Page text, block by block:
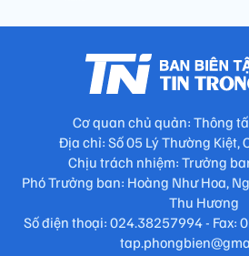
Cơ quan chủ quản: Thông
Địa chỉ: Số 05 Lý Thường Kiệt,
Chịu trách nhiệm: Trưởng
Phó Trưởng ban: Hoàng Như Hoa,
Thu Hương
Số điện thoại: 024.38257994 - Fax: